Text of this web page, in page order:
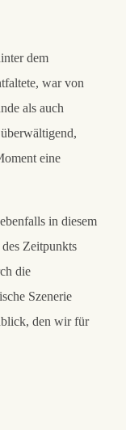
dem
war von
als auch
eine
in diesem
Zeitpunkts
die
Szenerie
den wir für